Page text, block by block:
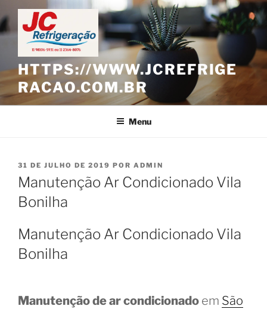
Pular
para
o
conteúdo
HTTPS://WWW.JCREFRIGE
RACAO.COM.BR
Menu
PUBLICADO
EM
31 DE JULHO DE 2019 POR ADMIN
Manutenção Ar Condicionado Vila
Bonilha
Manutenção Ar Condicionado Vila
Bonilha
Manutenção de ar condicionado em São